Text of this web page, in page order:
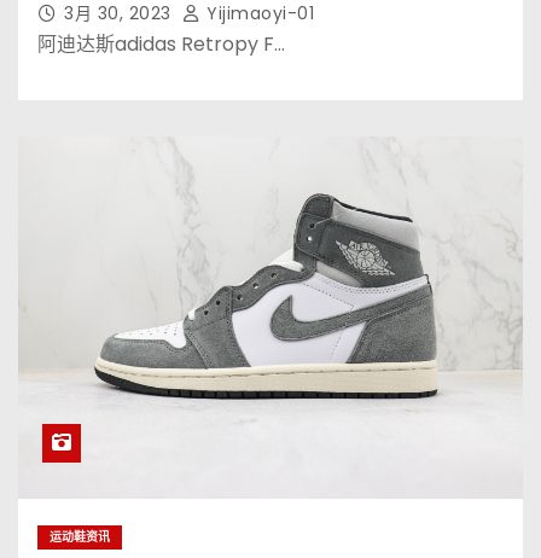
3月 30, 2023 Yijimaoyi-01
阿迪达斯adidas Retropy F…
运动鞋资讯